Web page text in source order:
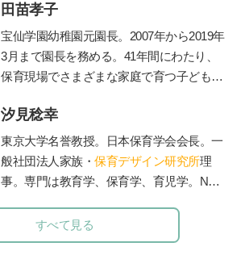
で「勉強のやり方」を教える塾プラスティ
ーを起業。創業以来、公教育支援を続けて
おり、青森県三戸町教育委員会の学習アド
バイザー等を務めてきた。
朝日小学生新聞で執筆・連載中。
オで「清水章弘の合格への道」を毎週金曜
夕方5 時から放送中（エリア外でも「 radiko
」の有料サービスで聴取できます）。
田苗孝子
宝仙学園幼稚園元園長。2007年から2019年
3月まで園長を務める。41年間にわたり、
保育現場でさまざまな家庭で育つ子どもと
定評がある。豊かな経験を活かして、『幼
稚園』（小学館刊）で育児相談コーナーを
担当。子育て中のママたちに温かなメッセ
ージを伝えてきた。
汐見稔幸
東京大学名誉教授。日本保育学会会長。一
般社団法人家族・ 保育デザイン研究所理
事。専門は教育学、保育学、育児学。NHK
なじみ。保育者と保護者の交流誌『
カーレ』編集長。著書に『新装版 0～3歳
すべて見る